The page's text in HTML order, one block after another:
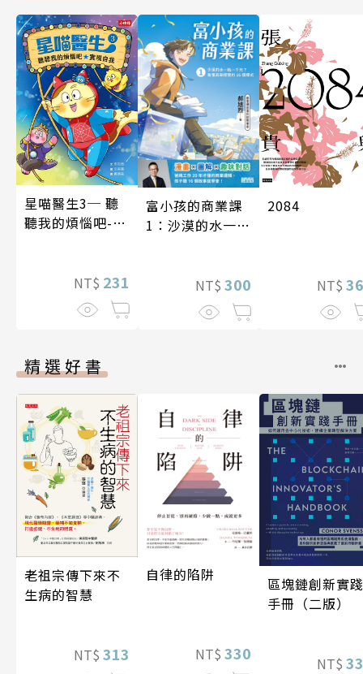
星喵醫生3─ 聽
聽我的煩惱吧-實
NT$ 231
富小孩的商業課
1：沙漠的水一瓶
NT$ 300
2084
NT$
精選好書
老祖宗傳下來不
生病的智慧
NT$ 313
自律的陷阱
NT$ 330
區塊鏈創新實踐
手冊（二版）
NT$